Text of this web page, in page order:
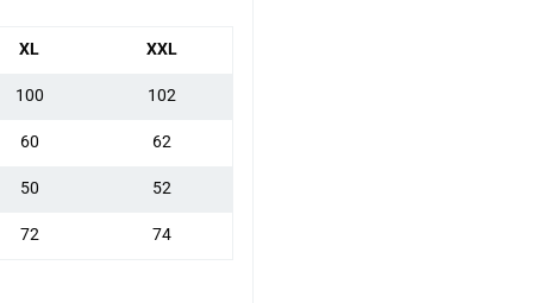
XL XXL
100 102
60 62
50 52
72 74